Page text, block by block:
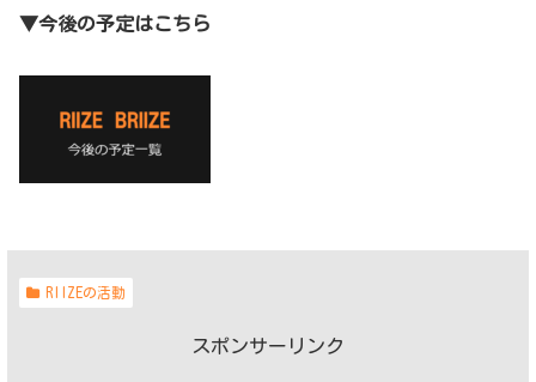
▼今後の予定はこちら
RIIZEの活動
スポンサーリンク